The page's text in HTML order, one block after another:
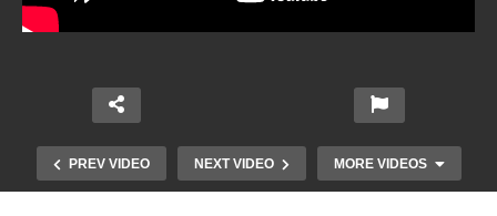
PREV VIDEO NEXT VIDEO MORE VIDEOS